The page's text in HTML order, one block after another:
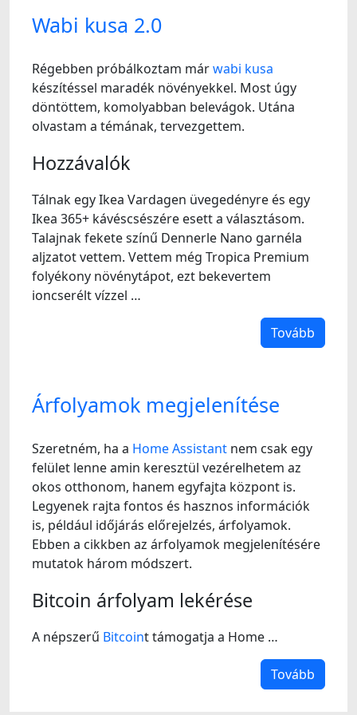
Wabi kusa 2.0
Régebben próbálkoztam márwabi kusa
készítéssel maradék növényekkel. Most úgy
döntöttem, komolyabban belevágok. Utána
olvastam a témának, tervezgettem.
Hozzávalók
Tálnak egy Ikea Vardagen üvegedényre és egy
Ikea 365+ kávéscsészére esett a választásom.
Talajnak fekete színű Dennerle Nano garnéla
aljzatot vettem. Vettem még Tropica Premium
folyékony növénytápot, ezt bekevertem
ioncserélt vízzel …
Tovább
Árfolyamok megjelenítése
Szeretném, ha a Home Assistant nem csak egy
felület lenne amin keresztül vezérelhetem az
okos otthonom, hanem egyfajta központ is.
Legyenek rajta fontos és hasznos információk
is, például időjárás előrejelzés, árfolyamok.
Ebben a cikkben az árfolyamok megjelenítésére
mutatok három módszert.
Bitcoin árfolyam lekérése
A népszerű Bitcoint támogatja a Home …
Tovább